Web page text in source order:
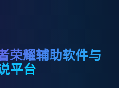
荣耀辅助软件与
平台